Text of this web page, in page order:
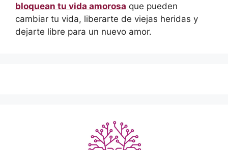
bloquean tu vida amorosa que pueden
cambiar tu vida, liberarte de viejas heridas y
dejarte libre para un nuevo amor.